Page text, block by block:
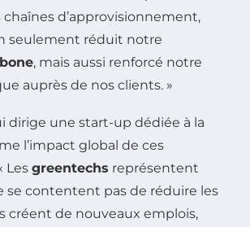
d’approvisionnement,
seulement réduit notre
, mais aussi renforcé notre
auprès de nos clients. »
dirige une start-up dédiée à la
l’impact global de ces
Les greentechs représentent
se contentent pas de réduire les
créent de nouveaux emplois,